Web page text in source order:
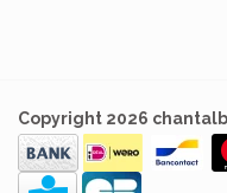
Copyright 2026